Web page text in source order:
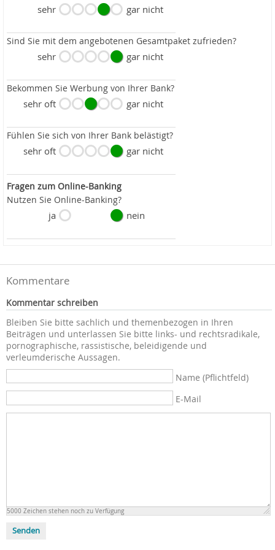
sehr gar nicht
Sind Sie mit dem angebotenen Gesamtpaket zufrieden?
sehr gar nicht
Bekommen Sie Werbung von Ihrer Bank?
sehr oft gar nicht
Fühlen Sie sich von Ihrer Bank belästigt?
sehr oft gar nicht
Fragen zum Online-Banking
Nutzen Sie Online-Banking?
ja nein
Kommentare
Kommentar schreiben
Bleiben Sie bitte sachlich und themenbezogen in Ihren
Beiträgen und unterlassen Sie bitte links- und rechtsradikale,
pornographische, rassistische, beleidigende und
verleumderische Aussagen.
Name (Pflichtfeld)
E-Mail
5000 Zeichen stehen noch zu Verfügung
Senden